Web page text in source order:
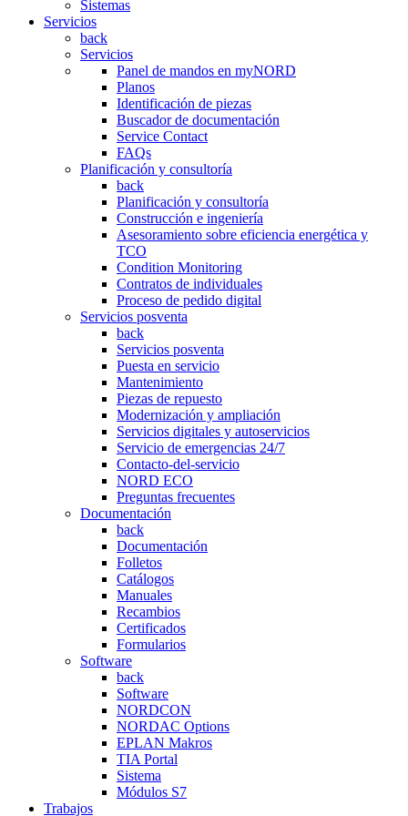
Sistemas
Servicios
back
Servicios
Panel de mandos en myNORD
Planos
Identificación de piezas
Buscador de documentación
Service Contact
FAQs
Planificación y consultoría
back
Planificación y consultoría
Construcción e ingeniería
Asesoramiento sobre eficiencia energética y
TCO
Condition Monitoring
Contratos de individuales
Proceso de pedido digital
Servicios posventa
back
Servicios posventa
Puesta en servicio
Mantenimiento
Piezas de repuesto
Modernización y ampliación
Servicios digitales y autoservicios
Servicio de emergencias 24/7
Contacto-del-servicio
NORD ECO
Preguntas frecuentes
Documentación
back
Documentación
Folletos
Catálogos
Manuales
Recambios
Certificados
Formularios
Software
back
Software
NORDCON
NORDAC Options
EPLAN Makros
TIA Portal
Sistema
Módulos S7
Trabajos